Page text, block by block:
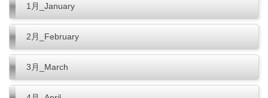
1月_January
2月_February
3月_March